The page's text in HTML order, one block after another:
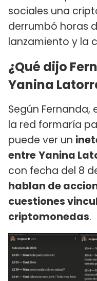
sociales una
derrumbó horas
lanzamiento y la
¿Qué dijo
Yanina
Según
la red formaría
puede ver un
entreYanina
con fecha del 8
hablan de
cuestiones
criptomonedas.